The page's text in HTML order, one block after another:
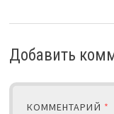
Добавить
КОММЕНТАРИЙ *